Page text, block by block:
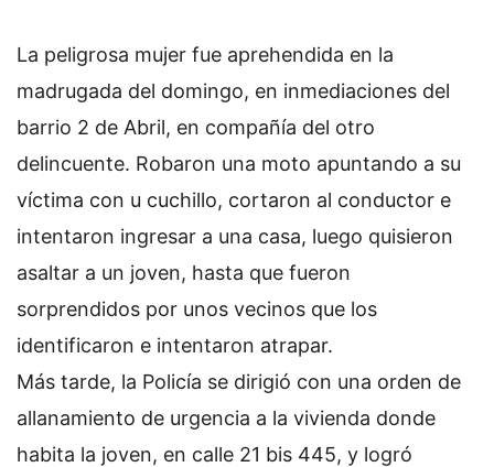
La peligrosa mujer fue aprehendida en la
madrugada del domingo, en inmediaciones del
barrio 2 de Abril, en compañía del otro
delincuente. Robaron una moto apuntando a su
víctima con u cuchillo, cortaron al conductor e
intentaron ingresar a una casa, luego quisieron
asaltar a un joven, hasta que fueron
sorprendidos por unos vecinos que los
identificaron e intentaron atrapar.
Más tarde, la Policía se dirigió con una orden de
allanamiento de urgencia a la vivienda donde
habita la joven, en calle 21 bis 445, y logró